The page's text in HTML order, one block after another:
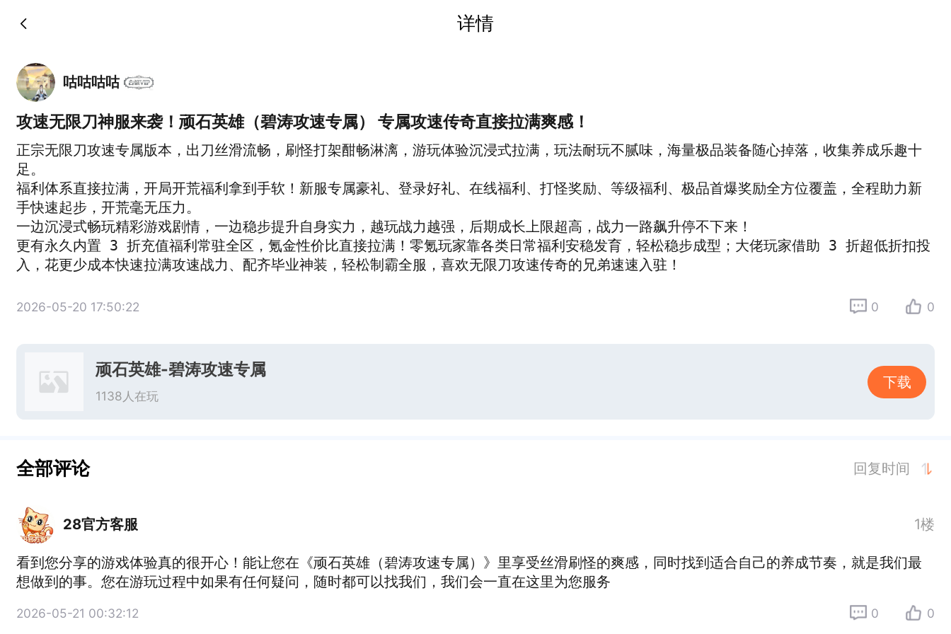
详情
咕咕咕咕
攻速无限刀神服来袭！顽石英雄（碧涛攻速专属） 专属攻速传奇直接拉满爽感！
正宗无限刀攻速专属版本，出刀丝滑流畅，刷怪打架酣畅淋漓，游玩体验沉浸式拉满，玩法耐玩不腻味，海量极品装备随心掉落，收集养成乐趣十
足。
福利体系直接拉满，开局开荒福利拿到手软！新服专属豪礼、登录好礼、在线福利、打怪奖励、等级福利、极品首爆奖励全方位覆盖，全程助力新
手快速起步，开荒毫无压力。
一边沉浸式畅玩精彩游戏剧情，一边稳步提升自身实力，越玩战力越强，后期成长上限超高，战力一路飙升停不下来！
更有永久内置 3 折充值福利常驻全区，氪金性价比直接拉满！零氪玩家靠各类日常福利安稳发育，轻松稳步成型；大佬玩家借助 3 折超低折扣投
入，花更少成本快速拉满攻速战力、配齐毕业神装，轻松制霸全服，喜欢无限刀攻速传奇的兄弟速速入驻！
2026-05-20 17:50:22 0 0
顽石英雄-碧涛攻速专属
1138人在玩
下载
全部评论 回复时间
28官方客服 1楼
看到您分享的游戏体验真的很开心！能让您在《顽石英雄（碧涛攻速专属）》里享受丝滑刷怪的爽感，同时找到适合自己的养成节奏，就是我们最
想做到的事。您在游玩过程中如果有任何疑问，随时都可以找我们，我们会一直在这里为您服务
2026-05-21 00:32:12 0 0